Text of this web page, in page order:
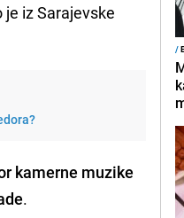
iz Sarajevske
kamerne muzike
.
/